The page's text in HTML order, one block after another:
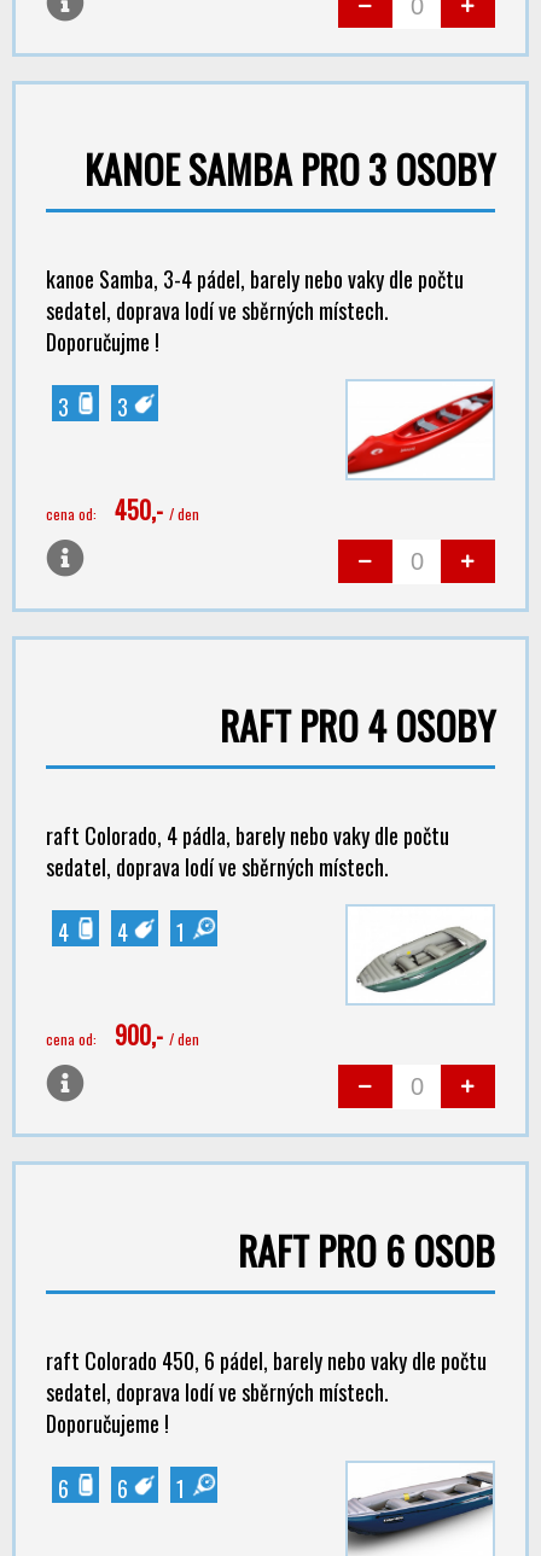
KANOE SAMBA PRO 3 OSOBY
kanoe Samba, 3-4 pádel, barely nebo vaky dle počtu
sedatel, doprava lodí ve sběrných místech.
Doporučujme !
3 3
cena od: 450,- / den
RAFT PRO 4 OSOBY
raft Colorado, 4 pádla, barely nebo vaky dle počtu
sedatel, doprava lodí ve sběrných místech.
4 4 1
cena od: 900,- / den
RAFT PRO 6 OSOB
raft Colorado 450, 6 pádel, barely nebo vaky dle počtu
sedatel, doprava lodí ve sběrných místech.
Doporučujeme !
6 6 1